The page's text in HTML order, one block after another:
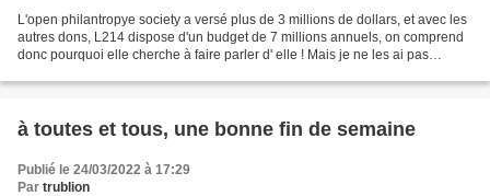
L'open philantropye society a versé plus de 3 millions de dollars, et avec les
autres dons, L214 dispose d'un budget de 7 millions annuels, on comprend
donc pourquoi elle cherche à faire parler d' elle ! Mais je ne les ai pas
à toutes et tous, une bonne fin de semaine
Publié le 24/03/2022 à 17:29
Par trublion